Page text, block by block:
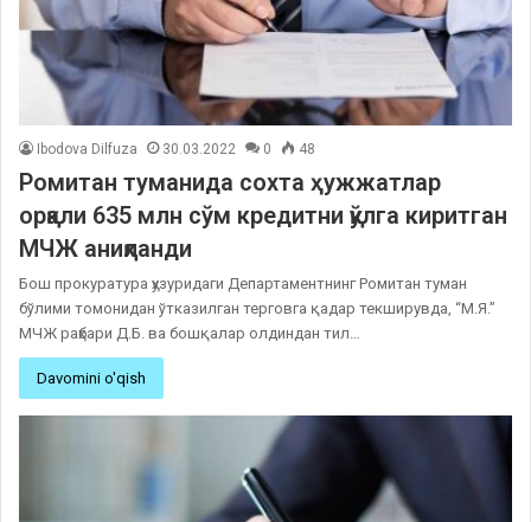
Ibodova Dilfuza 30.03.2022 0 48
Ромитан туманида сохта ҳужжатлар
орқали 635 млн сўм кредитни қўлга киритган
МЧЖ аниқланди
Бош прокуратура ҳузуридаги Департаментнинг Ромитан туман
бўлими томонидан ўтказилган терговга қадар текширувда, “М.Я.”
МЧЖ раҳбари Д.Б. ва бошқалар олдиндан тил…
Davomini o'qish